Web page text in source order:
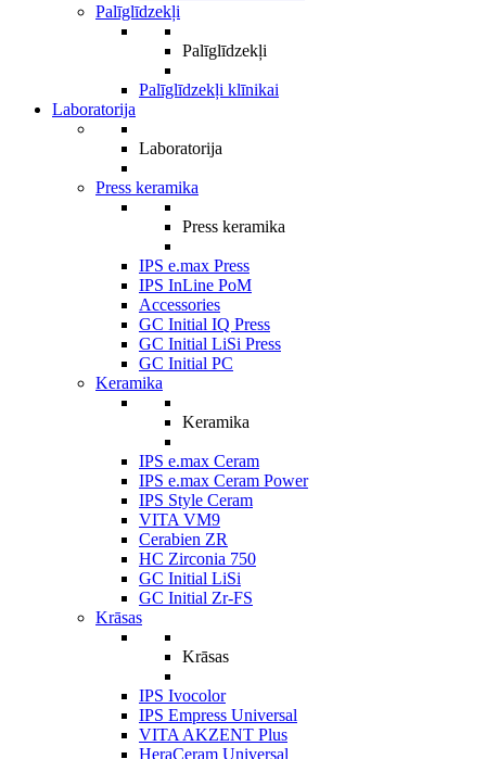
Palīglīdzekļi
Palīglīdzekļi
Palīglīdzekļi klīnikai
Laboratorija
Laboratorija
Press keramika
Press keramika
IPS e.max Press
IPS InLine PoM
Accessories
GC Initial IQ Press
GC Initial LiSi Press
GC Initial PC
Keramika
Keramika
IPS e.max Ceram
IPS e.max Ceram Power
IPS Style Ceram
VITA VM9
Cerabien ZR
HC Zirconia 750
GC Initial LiSi
GC Initial Zr-FS
Krāsas
Krāsas
IPS Ivocolor
IPS Empress Universal
VITA AKZENT Plus
HeraCeram Universal